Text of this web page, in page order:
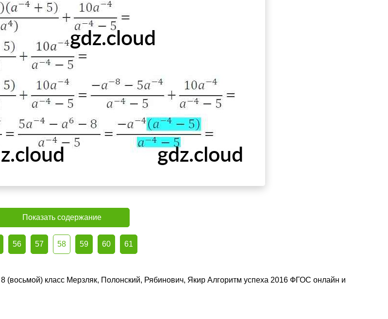
Показать содержание
56 57 58 59 60 61
(восьмой) класс Мерзляк, Полонский, Рябинович, Якир Алгоритм успеха 2016 ФГОС онлайн и